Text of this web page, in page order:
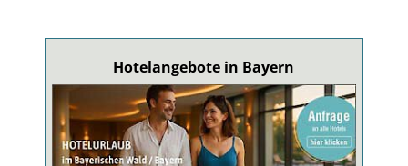
Hotelangebote in Bayern